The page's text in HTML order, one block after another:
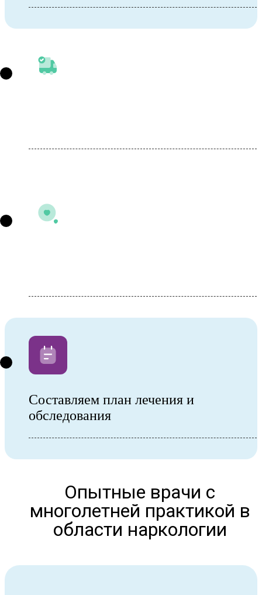
Составляем план лечения и
обследования
Опытные врачи с
многолетней практикой в
области наркологии